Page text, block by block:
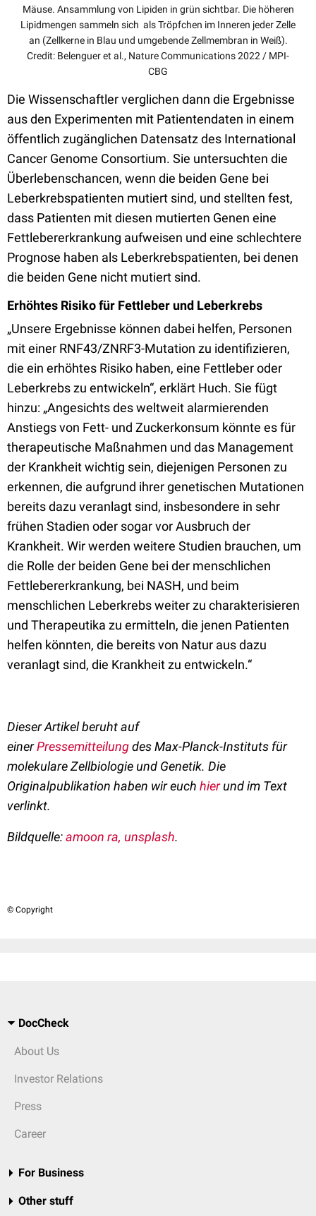
Mäuse. Ansammlung von Lipiden in grün sichtbar. Die höheren
Lipidmengen sammeln sich als Tröpfchen im Inneren jeder Zelle
an (Zellkerne in Blau und umgebende Zellmembran in Weiß).
Credit: Belenguer et al., Nature Communications 2022 / MPI-
CBG
Die Wissenschaftler verglichen dann die Ergebnisse
aus den Experimenten mit Patientendaten in einem
öffentlich zugänglichen Datensatz des International
Cancer Genome Consortium. Sie untersuchten die
Überlebenschancen, wenn die beiden Gene bei
Leberkrebspatienten mutiert sind, und stellten fest,
dass Patienten mit diesen mutierten Genen eine
Fettlebererkrankung aufweisen und eine schlechtere
Prognose haben als Leberkrebspatienten, bei denen
die beiden Gene nicht mutiert sind.
Erhöhtes Risiko für Fettleber und Leberkrebs
„Unsere Ergebnisse können dabei helfen, Personen
mit einer RNF43/ZNRF3-Mutation zu identifizieren,
die ein erhöhtes Risiko haben, eine Fettleber oder
Leberkrebs zu entwickeln“, erklärt Huch. Sie fügt
hinzu: „Angesichts des weltweit alarmierenden
Anstiegs von Fett- und Zuckerkonsum könnte es für
therapeutische Maßnahmen und das Management
der Krankheit wichtig sein, diejenigen Personen zu
erkennen, die aufgrund ihrer genetischen Mutationen
bereits dazu veranlagt sind, insbesondere in sehr
frühen Stadien oder sogar vor Ausbruch der
Krankheit. Wir werden weitere Studien brauchen, um
die Rolle der beiden Gene bei der menschlichen
Fettlebererkrankung, bei NASH, und beim
menschlichen Leberkrebs weiter zu charakterisieren
und Therapeutika zu ermitteln, die jenen Patienten
helfen könnten, die bereits von Natur aus dazu
veranlagt sind, die Krankheit zu entwickeln.“
Dieser Artikel beruht auf
einerPressemitteilungdesMax-Planck-Instituts für
molekulare Zellbiologie und Genetik. Die
Originalpublikation haben wir euch hierund im Text
verlinkt.
Bildquelle:amoon ra, unsplash.
© Copyright
DocCheck
About Us
Investor Relations
Press
Career
For Business
Other stuff